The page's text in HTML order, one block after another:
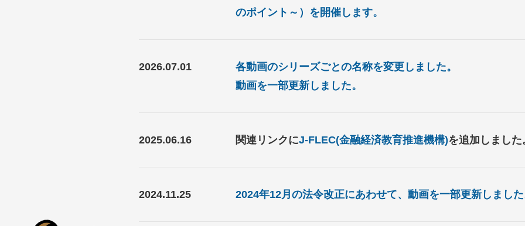
のポイント～）を開催します。
2026.07.01
各動画のシリーズごとの名称を変更しました。
動画を一部更新しました。
2025.06.16 関連リンクにJ-FLEC(金融経済教育推進機構)を追加しました
2024.11.25 2024年12月の法令改正にあわせて、動画を一部更新しまし